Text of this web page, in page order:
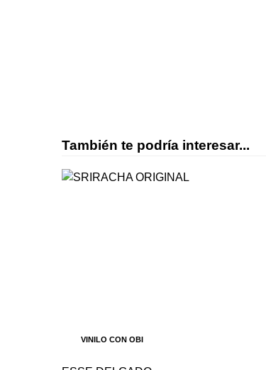
También te podría interesar...
VINILO CON OBI